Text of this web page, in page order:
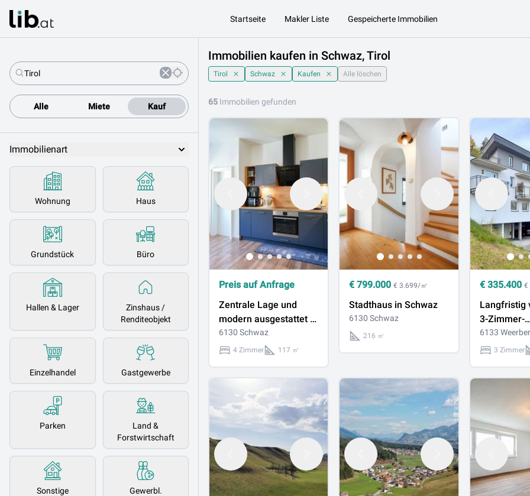
Startseite Makler Liste Gespeicherte Immobilien
Alle Miete Kauf
Immobilienart
Wohnung Haus
Grundstück Büro
Hallen & Lager
Zinshaus /
Renditeobjekt
Einzelhandel Gastgewerbe
Parken
Land &
Forstwirtschaft
Sonstige
Gewerbl.
Immobilien kaufen in Schwaz, Tirol
Tirol Schwaz Kaufen Alle löschen
65 Immobilien gefunden
Preis auf Anfrage
Zentrale Lage und
modern ausgestattet –
4-Zimmerwohnung mit
Balkon zum
6130 Schwaz
4 Zimmer 117 ㎡
€799.000 € 3.699/㎡
Stadthaus in Schwaz
6130 Schwaz
216 ㎡
€ 335.400 €
Langfristig
3-Zimmer-
über 4 %
6133
3 Zimmer